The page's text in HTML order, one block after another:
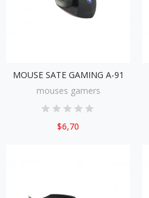
MOUSE SATE GAMING A-91
mouses gamers
$6,70